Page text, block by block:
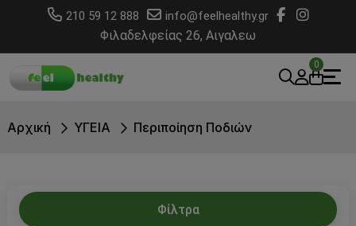
210 59 12 888 info@feelhealthy.gr
Φιλαδελφείας 26, Αιγαλεω
0
Αρχική ΥΓΕΙΑ Περιποίηση Ποδιών
Φίλτρα